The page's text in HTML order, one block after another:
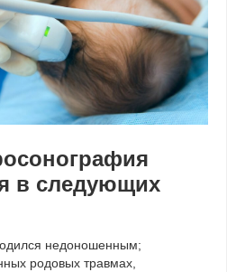
в следующих
недоношенным;
родовых травмах,